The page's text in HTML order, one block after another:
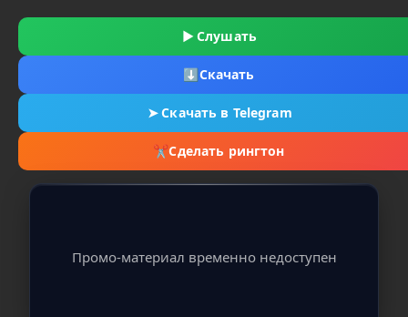
▶ Слушать
⬇Скачать
➤Скачать в Telegram
✂Сделать рингтон
Промо-материал временно недоступен